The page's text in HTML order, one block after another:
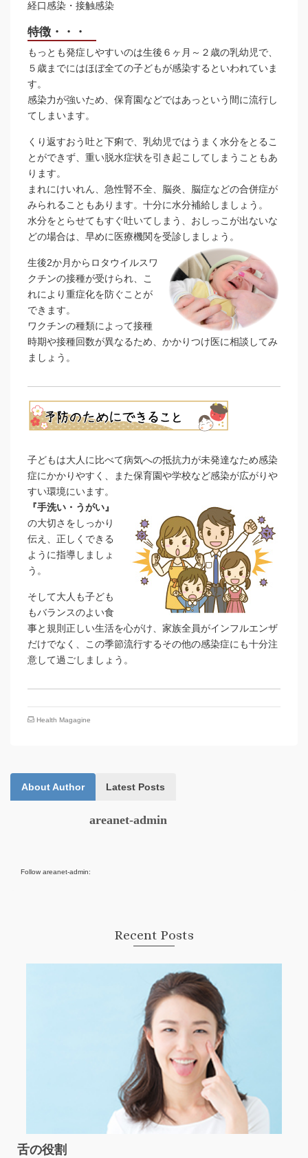
経口感染・接触感染
特徴・・・
もっとも発症しやすいのは生後６ヶ月～２歳の乳幼児で、
５歳までにはほぼ全ての子どもが感染するといわれていま
す。
感染力が強いため、保育園などではあっという間に流行し
てしまいます。
くり返すおう吐と下痢で、乳幼児ではうまく水分をとるこ
とができず、重い脱水症状を引き起こしてしまうこともあ
ります。
まれにけいれん、急性腎不全、脳炎、脳症などの合併症が
みられることもあります。十分に水分補給しましょう。
水分をとらせてもすぐ吐いてしまう、おしっこが出ないな
どの場合は、早めに医療機関を受診しましょう。
生後2か月からロタウイルスワ
クチンの接種が受けられ、こ
れにより重症化を防ぐことが
できます。
ワクチンの種類によって接種
時期や接種回数が異なるため、かかりつけ医に相談してみ
ましょう。
子どもは大人に比べて病気への抵抗力が未発達なため感染
症にかかりやすく、また保育園や学校など感染が広がりや
すい環境にいます。
『手洗い・うがい』
の大切さをしっかり
伝え、正しくできる
ように指導しましょ
う。
そして大人も子ども
もバランスのよい食
事と規則正しい生活を心がけ、家族全員がインフルエンザ
だけでなく、この季節流行するその他の感染症にも十分注
意して過ごしましょう。
Health Magagine
About Author Latest Posts
Follow areanet-admin:
areanet-admin
Recent Posts
舌の役割